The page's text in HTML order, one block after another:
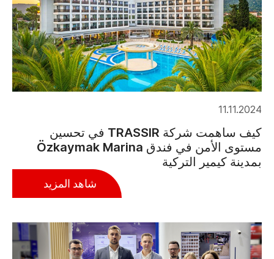
11.11.2024
كيف ساهمت شركة TRASSIR في تحسين
مستوى الأمن في فندق Özkaymak Marina
بمدينة كيمير التركية
شاهد المزيد